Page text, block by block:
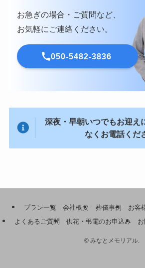
お急ぎの場合・ご質問など、
お気軽にご連絡ください。
050-5482-3836
深夜・早朝いつでもお迎え
なくお電話くだ
プラン一覧 会社概要 葬儀事例 お客
よくあるご質問
供花・弔電のお申込み
©みなとメモリアル.